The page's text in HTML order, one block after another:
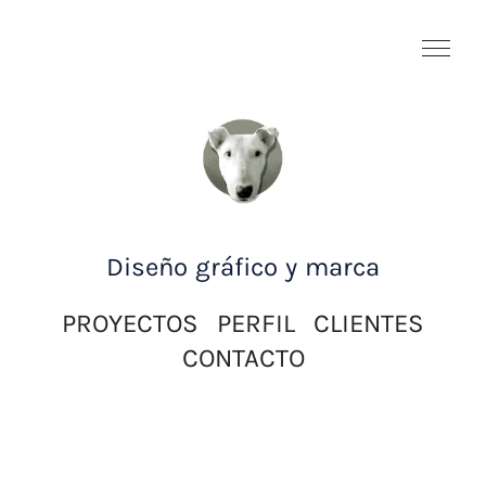
Diseño gráfico y marca
PROYECTOS
PERFIL
CLIENTES
CONTACTO